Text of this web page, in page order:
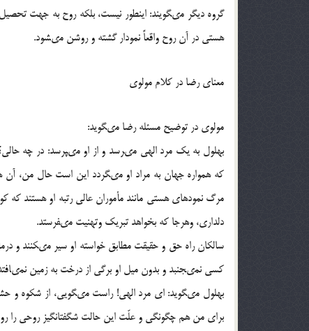
گروه دیگر مى‏گویند: این‏طور نیست، بلکه روح به جهت
هستى در آن روح واقعاً نمودار گشته و روشن مى‏شود.
معناى رضا در کلام مولوى‏
مولوى در توضیح مسئله رضا مى‏گوید:
بهلول به یک مرد الهى مى‏رسد و از او مى‏پرسد: در چه
که همواره جهان به مراد او مى‏گردد این است حال من، آن
مرگ نمودهاى هستى مانند مأموران عالى رتبه او هستند
دلدارى، وهرجا که بخواهد تبریک وتهنیت مى‏فرستد.
سالکان راه حق و حقیقت مطابق خواسته او سیر مى‏کنند و
کسى نمى‏جنبد و بدون میل او برگى از درخت به زمین
بهلول مى‏گوید: اى مرد الهى! راست مى‏گویى، از شکوه و
براى من هم چگونگى و علّت این حالت شگفت‏انگیز روحى